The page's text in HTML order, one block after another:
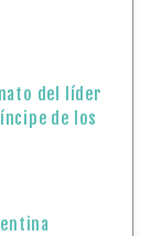
del líder
de los